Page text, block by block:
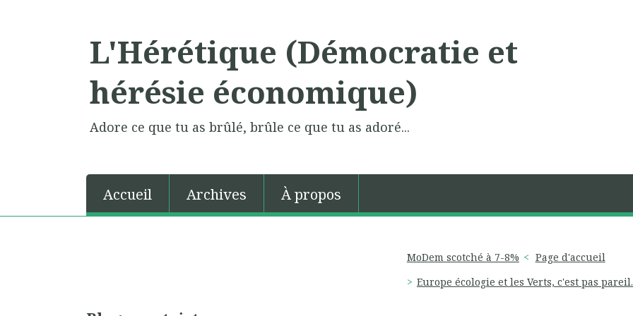
L'Hérétique (Démocratie et
hérésie économique)
Adore ce que tu as brûlé, brûle ce que tu as adoré...
Accueil Archives À propos
MoDem scotché à 7-8%
Page d'accueil
Europe écologie et les Verts, c'est pas